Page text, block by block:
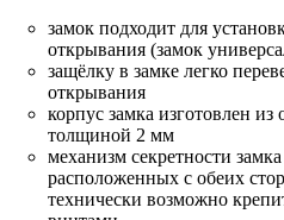
замок подходит для
открывания (замок
защёлку в замке легко
открывания
корпус замка изготовлен
толщиной 2 мм
механизм секретности
расположенных с обеих
технически возможно